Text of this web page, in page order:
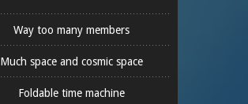
Way too many members
Much space and cosmic space
Foldable time machine